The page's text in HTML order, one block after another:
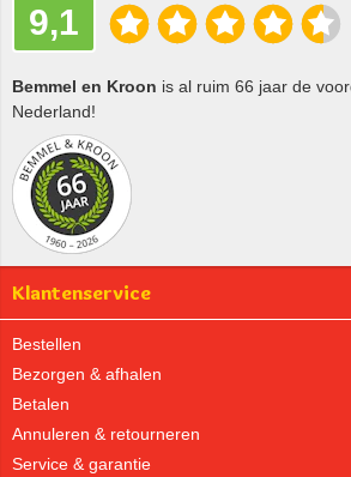
9,1
Bemmel en Kroon is al ruim 66 jaar de
Nederland!
Klantenservice
Bestellen
Bezorgen & afhalen
Betalen
Annuleren & retourneren
Service & garantie